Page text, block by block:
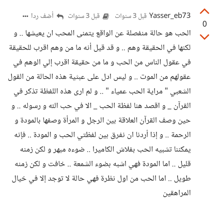
0
Yasser_eb73 قبل 3 سنوات قبل 3 سنوات أضف ردا
الحب هو حالة منفصلة عن الواقع يتمنى المحب ان يعيشها .. و
لكنها في الحقيقة وهم .. و قد قيل أنه ما من وهم اقرب للحقيقة
في عقول الناس من الحب و ما من حقيقة اقرب إلي الوهم في
عقولهم من الموت .. و ليس ادل على عبثية هذه الحالة من القول
الشعبي " مراية الحب عمياء " .. و لم ارى هذه اللفظة تذكر في
القرآن _ و اقصد هنا لفظة الحب _ الا في حب الله و رسوله .. و
حين وصف القرآن العلاقة بين الرجل و المرأة وصفها بالمودة و
الرحمة .. و إذا أردنا ان نفرق بين لفظتي الحب و المودة .. فإنه
يمكننا تشبيه الحب بفلاش الكاميرا .. ضوءه مبهر و لكن زمنه
قليل .. اما المودة فهي اشبه بضوء الشمعة .. خافت و لكن زمنه
طويل .. اما الحب من اول نظرة فهي حالة لا توجد إلا في خيال
المراهقين